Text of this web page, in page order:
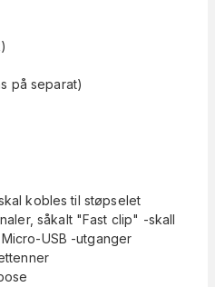
på separat)
kobles til støpselet
såkalt "Fast clip" -skall
USB -utganger